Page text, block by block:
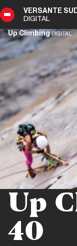
VERSANTE
DIGITAL
Up
40
Up ClimbingDIGITAL